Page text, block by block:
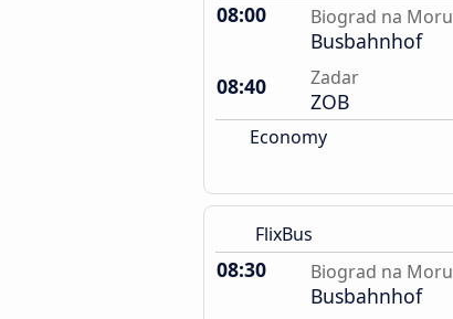
08:00 Biograd na Moru
Busbahnhof
08:40
Zadar
ZOB
Economy
FlixBus
08:30 Biograd na Moru
Busbahnhof